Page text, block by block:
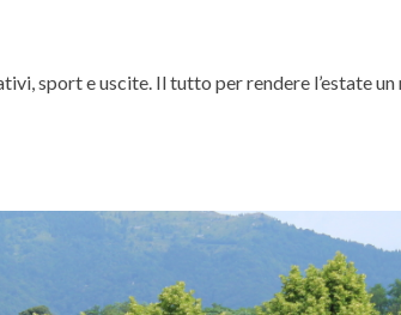
sport e uscite. Il tutto per rendere l’estate